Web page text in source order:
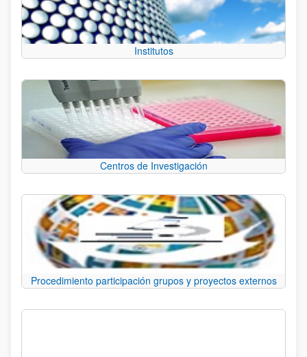
Institutos
Centros de Investigación
Procedimiento participación grupos y proyectos externos